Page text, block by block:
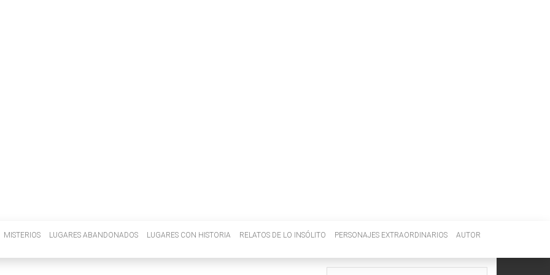
MISTERIOS LUGARES ABANDONADOS LUGARES CON HISTORIA RELATOS DE LO INSÓLITO PERSONAJES EXTRAORDINARIOS AUTOR